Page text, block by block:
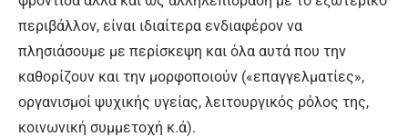
περιβάλλον, είναι ιδιαίτερα ενδιαφέρον να
πλησιάσουμε με περίσκεψη και όλα αυτά που την
καθορίζουν και την μορφοποιούν («επαγγελματίες»,
οργανισμοί ψυχικής υγείας, λειτουργικός ρόλος της,
κοινωνική συμμετοχή κ.ά).